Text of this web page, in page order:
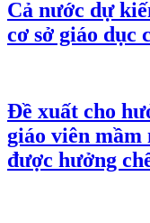
Cả nước dự
cơ sở giáo dục
Đề xuất cho
giáo viên mầm
được hưởng